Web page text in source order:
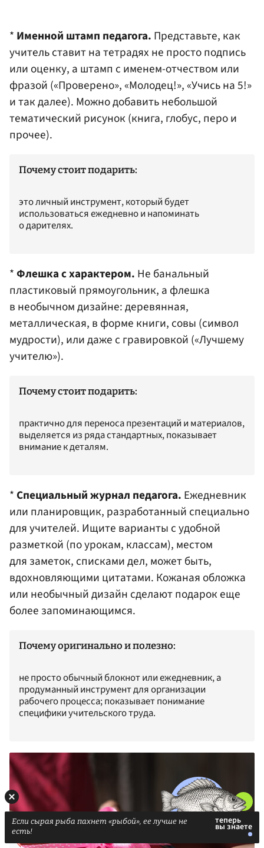
* Именной штамп педагога. Представьте, как
учитель ставит на тетрадях не просто подпись
или оценку, а штамп с именем-отчеством или
фразой («Проверено», «Молодец!», «Учись на 5!»
и так далее). Можно добавить небольшой
тематический рисунок (книга, глобус, перо и
прочее).
Почему стоит подарить:
это личный инструмент, который будет
использоваться ежедневно и напоминать
о дарителях.
*Флешка с характером. Не банальный
пластиковый прямоугольник, а флешка
в необычном дизайне: деревянная,
металлическая, в форме книги, совы (символ
мудрости), или даже с гравировкой («Лучшему
учителю»).
Почему стоит подарить:
практично для переноса презентаций и материалов,
выделяется из ряда стандартных, показывает
внимание к деталям.
* Специальный журнал педагога. Ежедневник
или планировщик, разработанный специально
для учителей. Ищите варианты с удобной
разметкой (по урокам, классам), местом
для заметок, списками дел, может быть,
вдохновляющими цитатами. Кожаная обложка
или необычный дизайн сделают подарок еще
более запоминающимся.
Почему оригинально и полезно:
не просто обычный блокнот или ежедневник, а
продуманный инструмент для организации
рабочего процесса; показывает понимание
специфики учительского труда.
Если сырая рыба пахнет «рыбой», ее лучше не
есть!